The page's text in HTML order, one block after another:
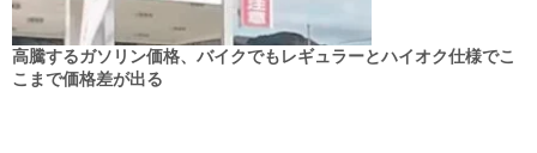
高騰するガソリン価格、バイクでもレギュラーとハイオク仕様でこ
こまで価格差が出る